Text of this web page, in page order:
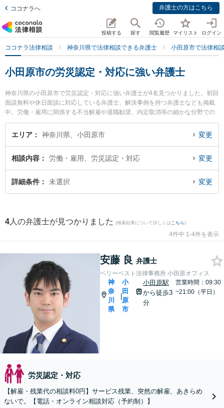
ココナラへ 弁護士の方はこちら
投稿する 探す 閲覧履歴 マイリスト ログイン
ココナラ法律相談 神奈川県で法律相談できる弁護士 小田原市で法律相
小田原市の労災認定・対応に強い弁護士
神奈川県の小田原市で労災認定・対応に強い弁護士が4名見つかりました。初回
面談無料や休日面談に対応している弁護士、解決事例を持つ弁護士なども掲載
中。労働・雇用に関係する不当解雇や退職勧奨、内定取消等の細かな分野での
絞り込み検索もでき便利です。特にベリーベスト法律事務所 小田原オフィスの
安藤 良弁護士や望月法律事務所の望月 孝礼弁護士、三川法律事務所の松浦 加
士に相談したい』『労災認定・対応のトラブル解決の実績豊富な近くの弁護士
を検索したい』『初回相談無料で労災認定・対応を法律相談できる小田原市内
の弁護士に相談予約したい』などでお困りの相談者さんにおすすめです。
エリア 神奈川県、小田原市 変更
相談内容 労働・雇用、労災認定・対応 変更
詳細条件 未選択 変更
4 人の弁護士が見つかりました (検索結果について詳しくは こちら)
4件中 1-4件を表示
安藤 良 弁護士
ベリーベスト法律事務所 小田原オフィス
神
奈
川
県
|
小
田
原
市
小田原駅
から徒歩3
分
営業時間：09:30
~21:00（平日）
労災認定・対応
【解雇・残業代の相談料0円】サービス残業、突然の解雇、あきらめ
ないで。【電話・オンライン相談対応（予約制）】